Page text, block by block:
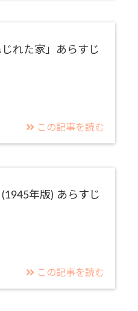
れた家」あらすじ
この記事を読む
年版) あらすじ
この記事を読む